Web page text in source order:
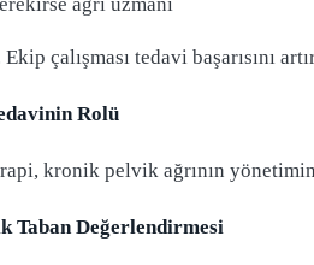
çalışması tedavi başarısını
Rolü
kronik pelvik ağrının
Taban Değerlendirmesi